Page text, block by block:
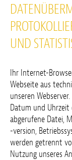
UND
Ihr Internet-
Webseite aus
unseren
Datum und Uhrzeit
abgerufene Datei,
-version,
werden getrennt
Nutzung unseres